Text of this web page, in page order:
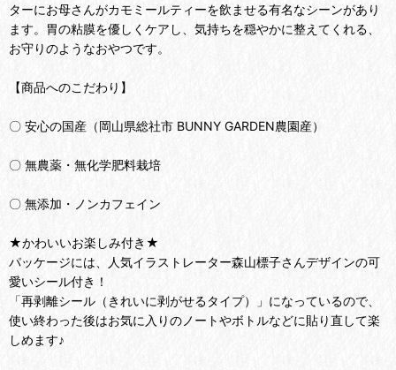
ターにお母さんがカモミールティーを飲ませる有名なシーンがあり
ます。胃の粘膜を優しくケアし、気持ちを穏やかに整えてくれる、
お守りのようなおやつです。
【商品へのこだわり】
〇 安心の国産（岡山県総社市 BUNNY GARDEN農園産）
〇 無農薬・無化学肥料栽培
〇 無添加・ノンカフェイン
★かわいいお楽しみ付き★
パッケージには、人気イラストレーター森山標子さんデザインの可
愛いシール付き！
「再剥離シール（きれいに剥がせるタイプ）」になっているので、
使い終わった後はお気に入りのノートやボトルなどに貼り直して楽
しめます♪